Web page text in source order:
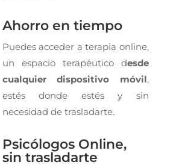
Ahorro en tiempo
Puedes acceder a terapia online,
un espacio terapéutico desde
cualquier dispositivo móvil,
estés donde estés y sin
necesidad de trasladarte.
Psicólogos Online,
sin trasladarte